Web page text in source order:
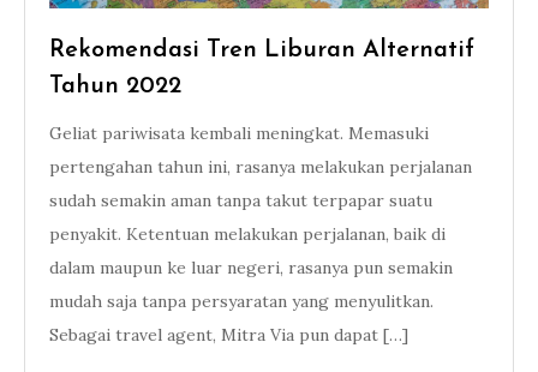
Rekomendasi Tren Liburan Alternatif
Tahun 2022
Geliat pariwisata kembali meningkat. Memasuki
pertengahan tahun ini, rasanya melakukan perjalanan
sudah semakin aman tanpa takut terpapar suatu
penyakit. Ketentuan melakukan perjalanan, baik di
dalam maupun ke luar negeri, rasanya pun semakin
mudah saja tanpa persyaratan yang menyulitkan.
Sebagai travel agent, Mitra Via pun dapat […]